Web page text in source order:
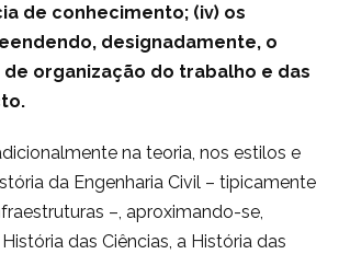
de conhecimento; (iv) os
designadamente, o
organização do trabalho e das
na teoria, nos estilos e
da Engenharia Civil – tipicamente
–, aproximando-se,
das Ciências, a História das